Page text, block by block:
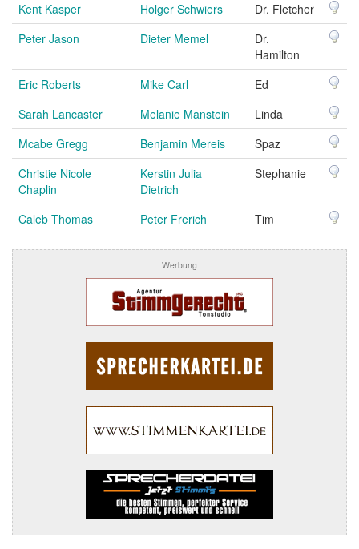
Kent Kasper Holger Schwiers
Dr. Fletcher
Peter Jason
Dieter Memel
Dr.
Hamilton
Eric Roberts
Mike Carl
Ed
Sarah Lancaster
Melanie Manstein
Linda
Mcabe Gregg
Benjamin Mereis
Spaz
Christie Nicole
Chaplin
Kerstin Julia
Dietrich
Stephanie
Caleb Thomas Peter Frerich Tim
Werbung